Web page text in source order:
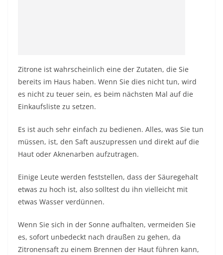
Zitrone ist wahrscheinlich eine der Zutaten, die Sie
bereits im Haus haben. Wenn Sie dies nicht tun, wird
es nicht zu teuer sein, es beim nächsten Mal auf die
Einkaufsliste zu setzen.
Es ist auch sehr einfach zu bedienen. Alles, was Sie tun
müssen, ist, den Saft auszupressen und direkt auf die
Haut oder Aknenarben aufzutragen.
Einige Leute werden feststellen, dass der Säuregehalt
etwas zu hoch ist, also solltest du ihn vielleicht mit
etwas Wasser verdünnen.
Wenn Sie sich in der Sonne aufhalten, vermeiden Sie
es, sofort unbedeckt nach draußen zu gehen, da
Zitronensaft zu einem Brennen der Haut führen kann,